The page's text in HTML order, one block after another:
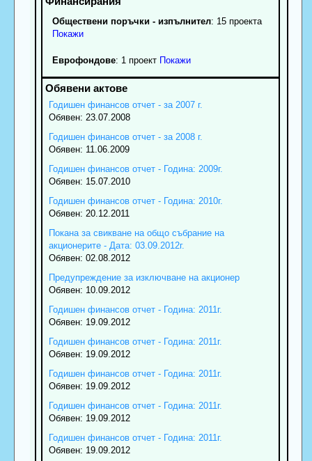
Обществени поръчки - изпълнител: 15 проекта
Покажи
Еврофондове: 1 проект Покажи
Годишен финансов отчет - за 2007 г.
Обявен: 23.07.2008
Годишен финансов отчет - за 2008 г.
Обявен: 11.06.2009
Годишен финансов отчет - Година: 2009г.
Обявен: 15.07.2010
Годишен финансов отчет - Година: 2010г.
Обявен: 20.12.2011
Покана за свикване на общо събрание на
акционерите - Дата: 03.09.2012г.
Обявен: 02.08.2012
Предупреждение за изключване на акционер
Обявен: 10.09.2012
Годишен финансов отчет - Година: 2011г.
Обявен: 19.09.2012
Годишен финансов отчет - Година: 2011г.
Обявен: 19.09.2012
Годишен финансов отчет - Година: 2011г.
Обявен: 19.09.2012
Годишен финансов отчет - Година: 2011г.
Обявен: 19.09.2012
Годишен финансов отчет - Година: 2011г.
Обявен: 19.09.2012